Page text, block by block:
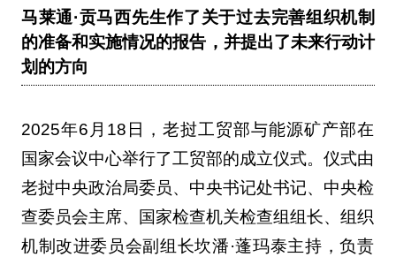
马莱通·贡马西先生作了关于过去完善组织机制
的准备和实施情况的报告，并提出了未来行动计
划的方向
2025年6月18日，老挝工贸部与能源矿产部在
国家会议中心举行了工贸部的成立仪式。仪式由
老挝中央政治局委员、中央书记处书记、中央检
查委员会主席、国家检查机关检查组组长、组织
机制改进委员会副组长坎潘·蓬玛泰主持，负责